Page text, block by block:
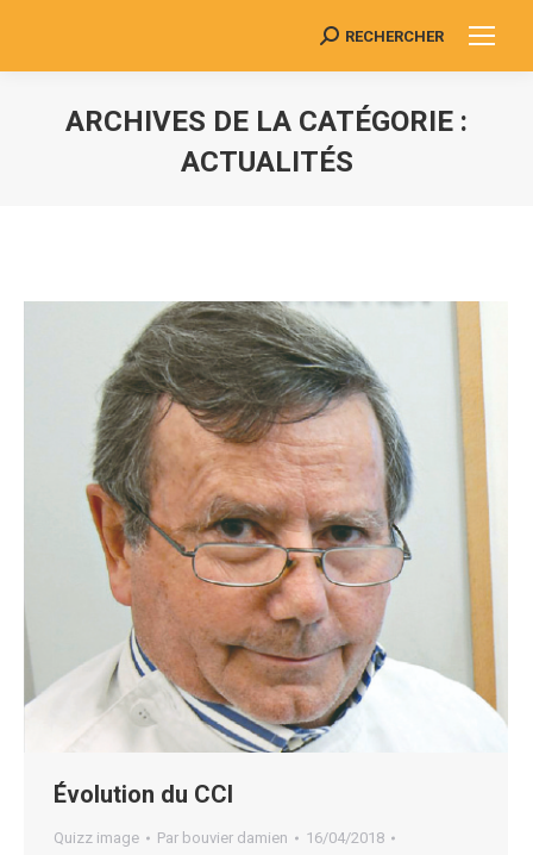
Search:
RECHERCHER
ARCHIVES DE LA CATÉGORIE :
ACTUALITÉS
Évolution du CCI
Quizz image Par bouvier damien
16/04/2018